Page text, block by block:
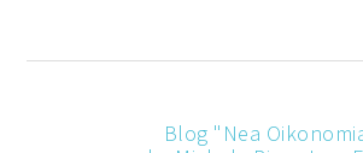
Blog "Nea